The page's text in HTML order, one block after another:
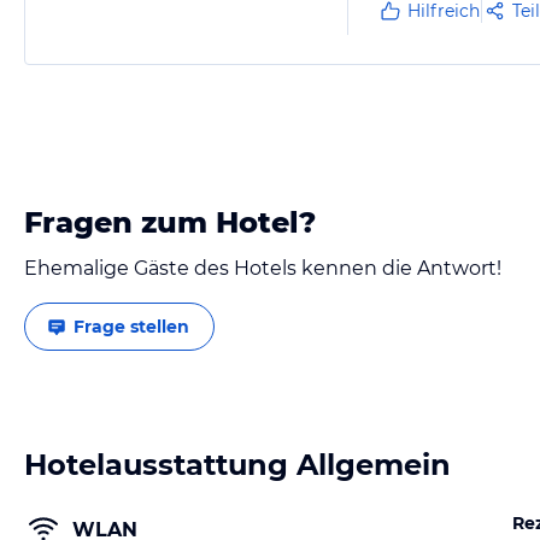
Hilfreich
Fragen zum Hotel?
Ehemalige Gäste des Hotels kennen die Antwort!
Frage stellen
Hotelausstattung Allgemein
WLAN